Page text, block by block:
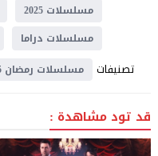
مسلسلات 2025
مسلسلات دراما
تصنيفات مسلسلات رمضان 2025
قد تود مشاهدة :